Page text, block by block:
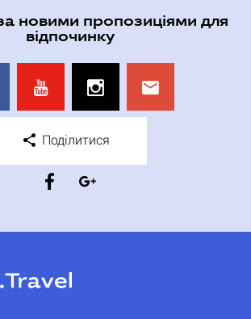
новими пропозиціями для
відпочинку
Поділитися